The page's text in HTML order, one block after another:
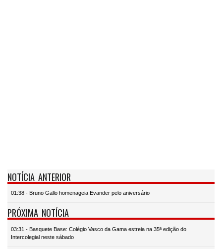
NOTÍCIA ANTERIOR
01:38 - Bruno Gallo homenageia Evander pelo aniversário
PRÓXIMA NOTÍCIA
03:31 - Basquete Base: Colégio Vasco da Gama estreia na 35ª edição do
Intercolegial neste sábado